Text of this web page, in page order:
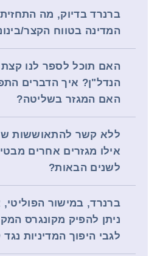
ברנרד בדיוק, מה
המדינה בטווח הקצר/
האם תוכל לספר לנו קצת
הנדל"ן? איך הדברים
האם המגזר בשליטה?
ללא קשר להתאוששות
אילו מגזרים אחרים
לשנים הבאות?
ברנרד, במישור הפוליטי,
ניתן להפיק מקונגרס
לגבי היפוך המדיניות נגד